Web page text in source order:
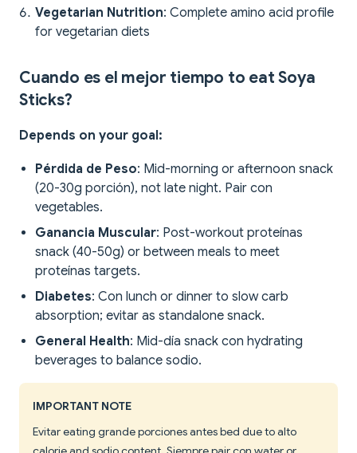
Vegetarian Nutrition: Complete amino acid profile
for vegetarian diets
Cuando es el mejor tiempo to eat Soya
Sticks?
Depends on your goal:
Pérdida de Peso: Mid-morning or afternoon snack
(20-30g porción), not late night. Pair con
vegetables.
Ganancia Muscular: Post-workout proteínas
snack (40-50g) or between meals to meet
proteínas targets.
Diabetes: Con lunch or dinner to slow carb
absorption; evitar as standalone snack.
General Health: Mid-día snack con hydrating
beverages to balance sodio.
IMPORTANT NOTE
Evitar eating grande porciones antes bed due to alto